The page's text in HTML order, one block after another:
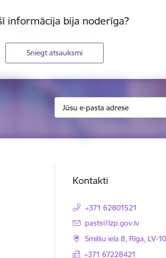
informācija bija noderīga?
Sniegt atsauksmi
Kontakti
+371 62801521
E-pasts:
pasts@lzp.gov.lv
Smilšu iela 8, Rīga, LV-
+371 67228421